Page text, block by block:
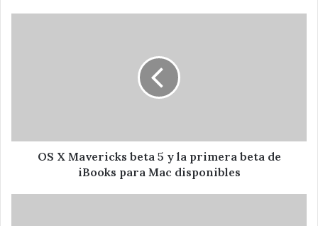
beta
OS X Mavericks beta 5 y la primera beta de
iBooks para Mac disponibles